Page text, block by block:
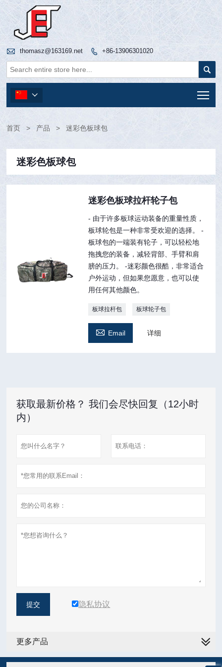
 thomasz@163169.net  +86-13906301020


首页 > 产品 > 迷彩色板球包
迷彩色板球包
迷彩色板球拉杆轮子包
- 由于许多板球运动装备的重量性质，
板球轮包是一种非常受欢迎的选择。 -
板球包的一端装有轮子，可以轻松地
拖拽您的装备，减轻背部、手臂和肩
膀的压力。 -迷彩颜色很酷，非常适合
户外运动，但如果您愿意，也可以使
用任何其他颜色。
板球拉杆包 板球轮子包
 Email 详细
获取最新价格？ 我们会尽快回复（12小时
内）
提交 隐私协议
更多产品